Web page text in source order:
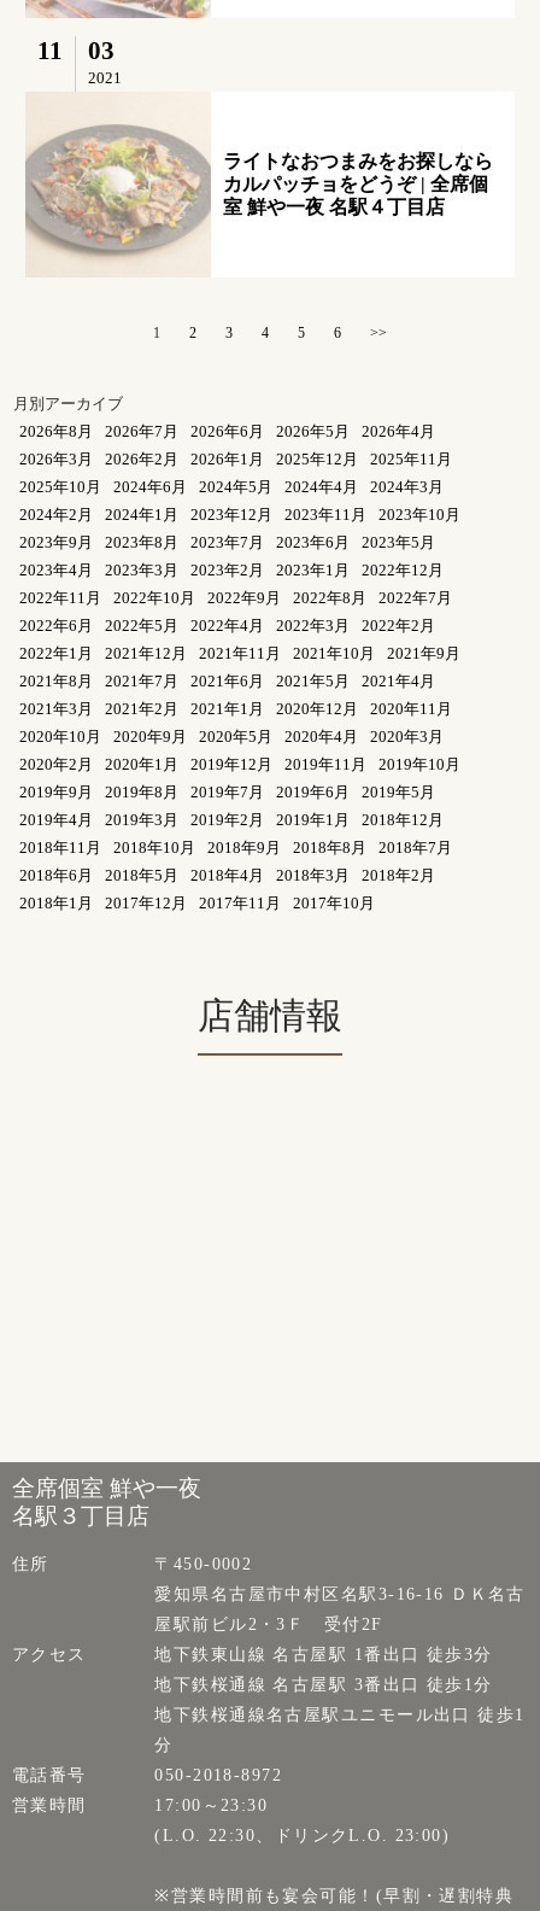
11 03
2021
ライトなおつまみをお探しなら
カルパッチョをどうぞ | 全席個
室 鮮や一夜 名駅４丁目店
1 2 3 4 5 6 >>
月別アーカイブ
2026年8月
2026年7月 2026年6月 2026年5月
2026年4月
2026年3月
2026年2月 2026年1月 2025年12月
2025年11月
2025年10月
2024年6月 2024年5月 2024年4月
2024年3月
2024年2月
2024年1月 2023年12月 2023年11月
2023年10月
2023年9月
2023年8月 2023年7月 2023年6月
2023年5月
2023年4月
2023年3月 2023年2月 2023年1月
2022年12月
2022年11月
2022年10月 2022年9月 2022年8月
2022年7月
2022年6月
2022年5月 2022年4月 2022年3月
2022年2月
2022年1月
2021年12月 2021年11月 2021年10月
2021年9月
2021年8月
2021年7月 2021年6月 2021年5月
2021年4月
2021年3月
2021年2月 2021年1月 2020年12月
2020年11月
2020年10月
2020年9月 2020年5月 2020年4月
2020年3月
2020年2月
2020年1月 2019年12月 2019年11月
2019年10月
2019年9月
2019年8月 2019年7月 2019年6月
2019年5月
2019年4月
2019年3月 2019年2月 2019年1月
2018年12月
2018年11月
2018年10月 2018年9月 2018年8月
2018年7月
2018年6月
2018年5月 2018年4月 2018年3月
2018年2月
2018年1月
2017年12月 2017年11月 2017年10月
店舗情報
全席個室 鮮や一夜
名駅３丁目店
住所
〒450-0002
愛知県名古屋市中村区名駅3-16-16 ＤＫ名古
屋駅前ビル2・3Ｆ 受付2F
アクセス
地下鉄東山線 名古屋駅 1番出口 徒歩3分
地下鉄桜通線 名古屋駅 3番出口 徒歩1分
地下鉄桜通線名古屋駅ユニモール出口 徒歩1
分
電話番号
050-2018-8972
営業時間
17:00～23:30
(L.O. 22:30、ドリンクL.O. 23:00)
※営業時間前も宴会可能！(早割・遅割特典